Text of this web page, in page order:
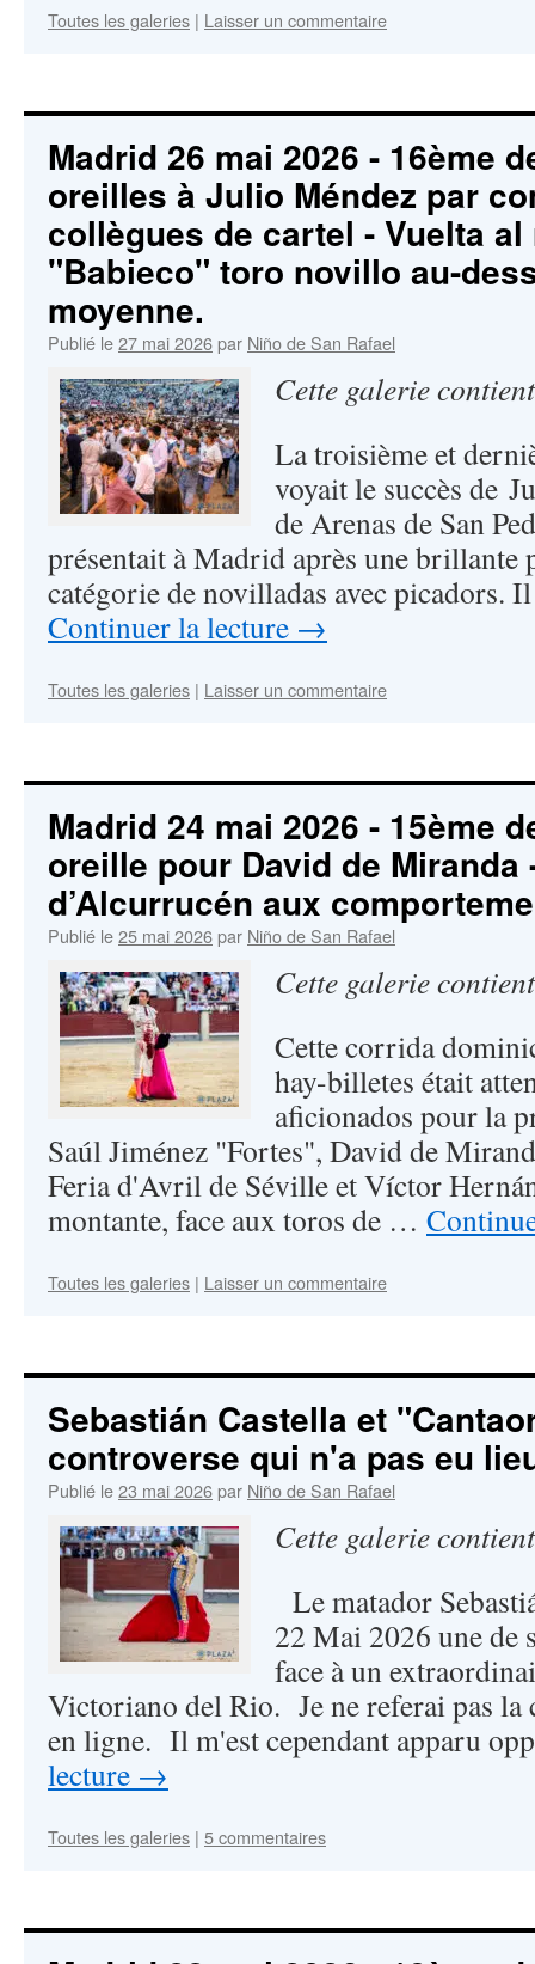
Toutes les galeries | Laisser un commentaire
Madrid 26 mai 2026 - 16ème
oreilles à Julio Méndez par
collègues de cartel - Vuelta
"Babieco" toro novillo au-
moyenne.
Publié le27 mai 2026par Niño de San Rafael
Cette galerie
La troisième et
voyait le succès de
de Arenas de San
présentait à Madrid après une brillante
catégorie de novilladas avec
Continuer la lecture →
Toutes les galeries | Laisser un commentaire
Madrid 24 mai 2026 - 15ème
oreille pour David de Miranda
d’Alcurrucén aux
Publié le25 mai 2026par Niño de San Rafael
Cette galerie
Cette corrida
hay-billetes était
aficionados pour la
Saúl Jiménez "Fortes", David de
Feria d'Avril de Séville et Víctor
montante, face aux toros de …
Toutes les galeries | Laisser un commentaire
Sebastián Castella et
controverse qui n'a pas eu
Publié le23 mai 2026par Niño de San Rafael
Cette galerie
Le matador
22 Mai 2026 une de
face à un
Victoriano del Rio. Je ne referai pas
en ligne. Il m'est cependant apparu
lecture →
Toutes les galeries | 5 commentaires